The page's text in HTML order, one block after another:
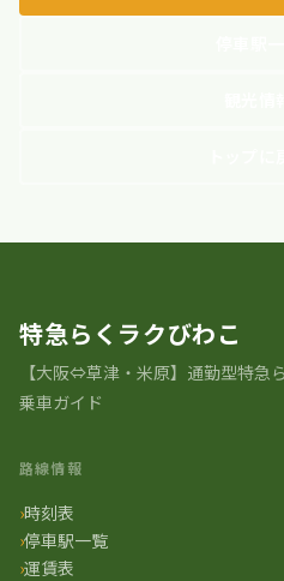
特急らくラクびわこ
【大阪⇔草津・米原】通勤型特急
乗車ガイド
路線情報
時刻表
停車駅一覧
運賃表